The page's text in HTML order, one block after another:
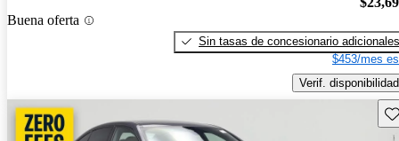
Buena oferta
Sin tasas de concesionario adicionales
$453/mes
Verif. disponibilidad